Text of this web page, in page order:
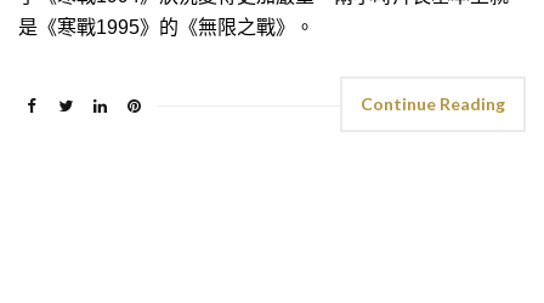
是《寒戰1995》的《無限之戰》。
Continue Reading